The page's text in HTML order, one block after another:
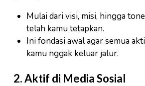
Mulai dari visi, misi, hingga
telah kamu tetapkan.
Ini fondasi awal agar semua
kamu nggak keluar jalur.
2. Aktif di Media Sosial